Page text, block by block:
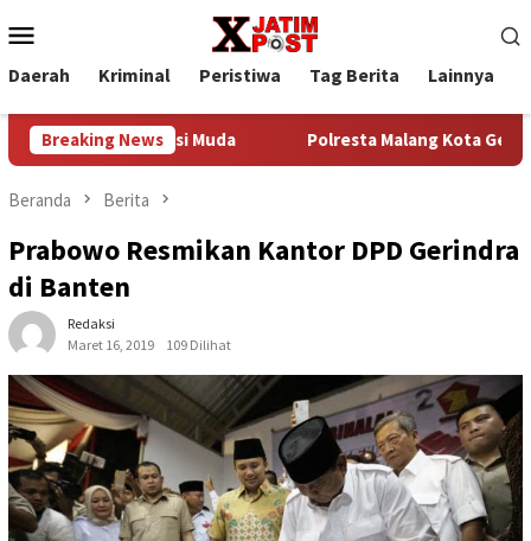
ke
kontenMobile
Daerah Kriminal Peristiwa Tag Berita Lainnya
Breaking News
Generasi Muda Polresta Malang Kota Gelar
Beranda Berita
Prabowo Resmikan Kantor DPD Gerindra
di Banten
Redaksi
Maret 16, 2019
109 Dilihat